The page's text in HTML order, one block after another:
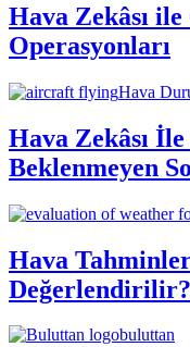
Hava Zekâsı
Operasyonları
Hava
Hava Zekâsı
Beklenmeyen
Hava
Değerlendirilir?
buluttan